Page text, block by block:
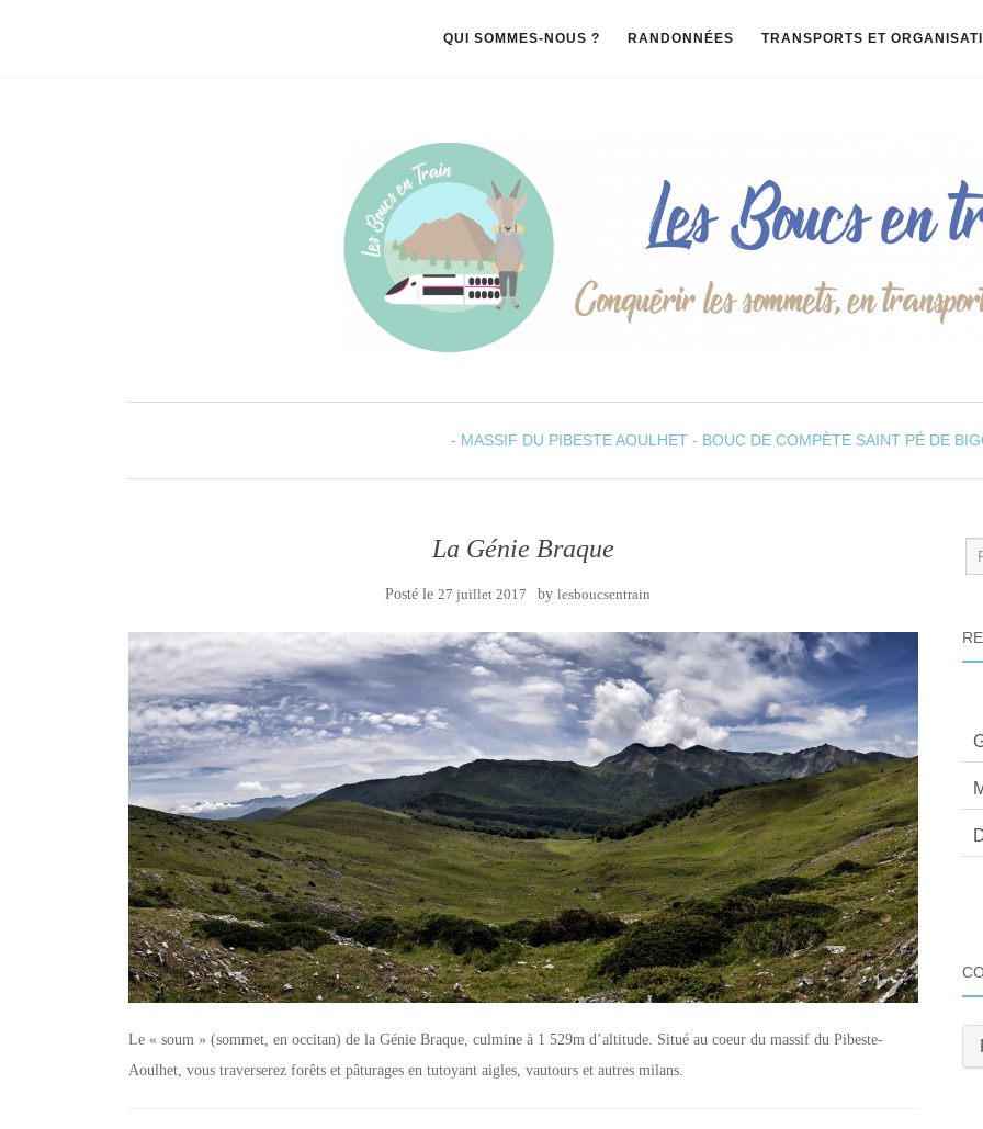
QUI SOMMES-NOUS ? RANDONNÉES TRANSPORTS ET
- MASSIF DU PIBESTE AOULHET - BOUC DE COMPÈTE SAINT PÉ DE
La Génie Braque
Posté le 27 juillet 2017 by lesboucsentrain
Le « soum » (sommet, en occitan) de la Génie Braque, culmine à 1 529m d’altitude. Situé au coeur du massif du Pibeste-
Aoulhet, vous traverserez forêts et pâturages en tutoyant aigles, vautours et autres milans.
: